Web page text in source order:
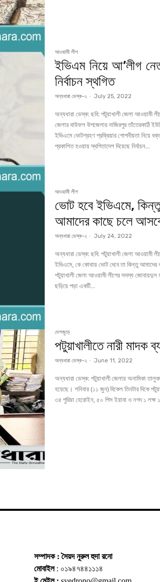
আওয়ামী লীগ
ইভিএম নিয়ে আ’লীগ
নির্বাচন স্থগিত
অন্যধারা ডেস্ক-২ - July 25, 2022
অন্যধারা ডেস্ক: ছবি: পটুয়াখালী জেলা আওয়ামী লীগের সদস্য জোবায়দুল হক। (সংগৃহীত) পটুয়াখালী
জেলার বাউফল উপজেলার নাজিরপুর তাঁতেরকাঠি
ইভিএমে ভোটগ্রহণ প্রক্রিয়ার গোপনীয়তা নিয়ে
প্রকাশিত হওয়ায় স্থগিতাদেশ দিয়েছে নির্বাচন...
আওয়ামী লীগ
ভোট হবে ইভিএমে,
আমাদের কাছে চলে
অন্যধারা ডেস্ক-২ - July 24, 2022
অন্যধারা ডেস্ক: ছবি: পটুয়াখালী জেলা আওয়ামী লীগের সদস্য জোবায়দুল হক। (সংগৃহীত) ‘ভোট হবে
ইভিএমে, কে কোথায় ভোট দেবে তা কিন্তু
পটুয়াখালী জেলা আওয়ামী লীগের সদস্য
ছড়িয়ে পড়া একটি...
দেশজুড়ে
পটুয়াখালীতে নারী মাদক
অন্যধারা ডেস্ক-২ - June 11, 2022
অন্যধারা ডেস্ক: পটুয়াখালী জেলায় অনামিকা তালুকদার নামে এক নারী মাদক ব্যবসায়ীকে গ্রেফতার করা
হয়েছে। শনিবার (১১ জুন) বিকেল তিনটার দিকে
৩৪ পুরিয়া হেরোইন, ৫০ পিস ইয়াবা ও নগদ ১ লক্ষ
সম্পাদক : সৈয়দ নুরুল হুদা রনো
মোবাইল: ০১৯৪৭৪৪১১১৪